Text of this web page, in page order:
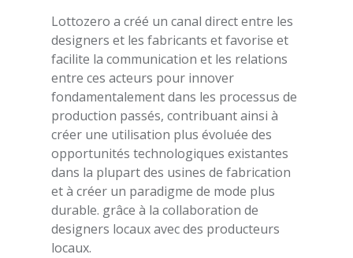
Lottozero a créé un canal direct entre les
designers et les fabricants et favorise et
facilite la communication et les relations
entre ces acteurs pour innover
fondamentalement dans les processus de
production passés, contribuant ainsi à
créer une utilisation plus évoluée des
opportunités technologiques existantes
dans la plupart des usines de fabrication
et à créer un paradigme de mode plus
durable. grâce à la collaboration de
designers locaux avec des producteurs
locaux.